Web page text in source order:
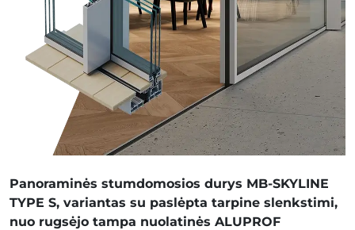
Panoraminės stumdomosios durys MB-SKYLINE
TYPE S, variantas su paslėpta tarpine slenkstimi,
nuo rugsėjo tampa nuolatinės ALUPROF